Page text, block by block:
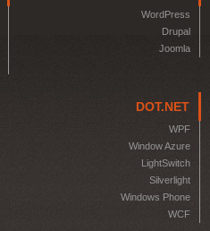
WordPress
Drupal
Joomla
DOT.NET
WPF
Window Azure
LightSwitch
Silverlight
Windows Phone
WCF